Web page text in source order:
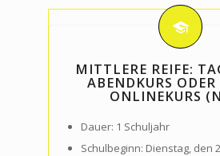
MITTLERE REIFE:
ABENDKURS ODER
ONLINEKURS
Dauer: 1 Schuljahr
Schulbeginn: Dienstag, den